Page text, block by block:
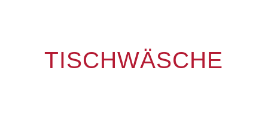
TISCHWÄSCHE